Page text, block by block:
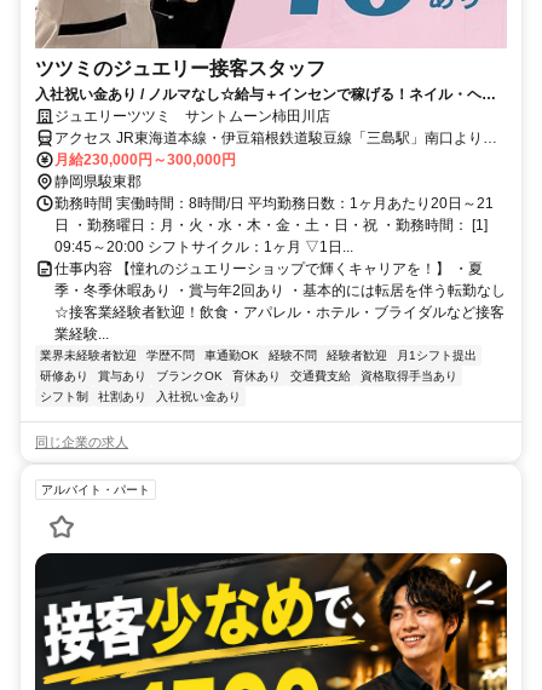
ツツミのジュエリー接客スタッフ
入社祝い金あり / ノルマなし☆給与＋インセンで稼げる！ネイル・ヘア
カラーOK！産休・育休実績多数♪
ジュエリーツツミ サントムーン柿田川店
アクセス JR東海道本線・伊豆箱根鉄道駿豆線「三島駅」南口よりバ
ス約12分
月給230,000円～300,000円
静岡県駿東郡
勤務時間 実働時間：8時間/日 平均勤務日数：1ヶ月あたり20日～21
日 ・勤務曜日：月・火・水・木・金・土・日・祝 ・勤務時間： [1]
09:45～20:00 シフトサイクル：1ヶ月 ▽1日...
仕事内容 【憧れのジュエリーショップで輝くキャリアを！】 ・夏
季・冬季休暇あり ・賞与年2回あり ・基本的には転居を伴う転勤なし
☆接客業経験者歓迎！飲食・アパレル・ホテル・ブライダルなど接客
業経験...
業界未経験者歓迎 学歴不問 車通勤OK 経験不問 経験者歓迎
月1シフト提出
研修あり
賞与あり ブランクOK 育休あり 交通費支給
資格取得手当あり
シフト制
社割あり 入社祝い金あり
同じ企業の求人
アルバイト・パート